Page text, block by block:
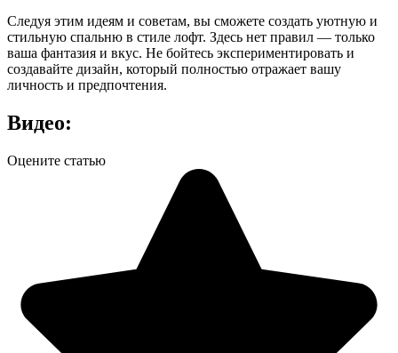
Следуя этим идеям и советам, вы сможете создать уютную и
стильную спальню в стиле лофт. Здесь нет правил — только
ваша фантазия и вкус. Не бойтесь экспериментировать и
создавайте дизайн, который полностью отражает вашу
личность и предпочтения.
Видео:
Оцените статью